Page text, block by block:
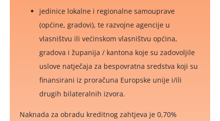
jedinice lokalne i regionalne samouprave
(općine, gradovi), te razvojne agencije u
vlasništvu ili većinskom vlasništvu općina,
gradova i županija / kantona koje su zadovoljile
uslove natječaja za bespovratna sredstva koji su
finansirani iz proračuna Europske unije i/ili
drugih bilateralnih izvora.
Naknada za obradu kreditnog zahtjeva je 0,70%